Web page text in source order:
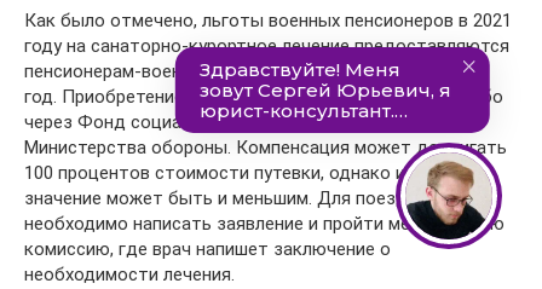
Как было отмечено, льготы военных пенсионеров в 2021
году на санаторно-курортное лечение предоставляются
пенсионерам-военнослужащим максимум один раз за
год. Приобретение путевок в санаторий возможно либо
через Фонд социальной защиты, либо же по линии
Министерства обороны. Компенсация может достигать
100 процентов стоимости путевки, однако иногда это
значение может быть и меньшим. Для поездки
необходимо написать заявление и пройти медицинскую
комиссию, где врач напишет заключение о
необходимости лечения.